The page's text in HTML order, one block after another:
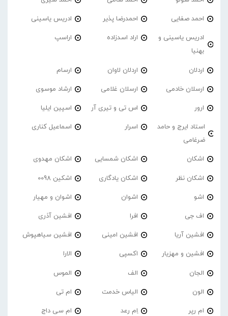
احمد صفایی احمدرضا پذیر ادریس یاسینی
ادریس یاسینی و
بهنیا
اراد اسدزاده اراسپ
اردلان اردلان لاوان ارسام
ارسلان خادمی ارسلان غلامی ارشاد موسوی
ارور اس تی و تیری آر اسپین ایلیا
استاد ایرج و حامد
ضرغامی
اسرار اسماعیل کناری
اشکان اشکان شمسایی اشکان مهدوی
اشکان نظر اشکان یادگاری اشکین 0098
اشو اشوان اشوان و مهیار
اف جی افرا افشین آذری
افشین آریا افشین امینی افشین سیاهپوش
افشین و مهزیار اکسپی الارا
الجان الف الموس
الون الیاس خدمت ام تی
ام رپر اِم رعد ام سی داج